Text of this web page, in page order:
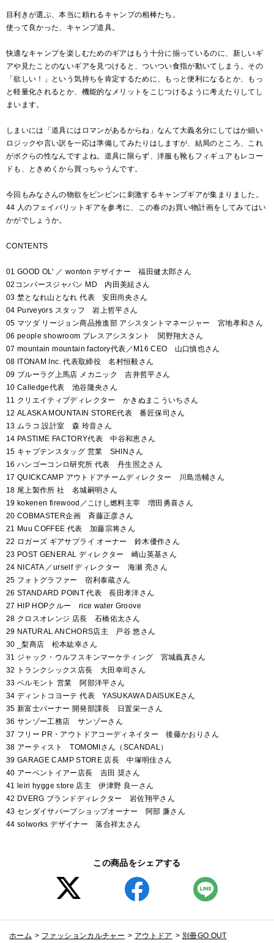
目利きが選ぶ、本当に頼れるキャンプの相棒たち。
使って良かった、キャンプ道具。
快適なキャンプを楽しむためのギアはもう十分に揃っているのに、新しいギ
アや見たことのないギアを見つけると、ついつい食指が動いてしまう。その
「欲しい！」という気持ちを肯定するために、もっと便利になるとか、もっ
と軽量化されるとか、機能的なメリットをこじつけるように考えたりしてし
まいます。
しまいには「道具にはロマンがあるからね」なんて大義名分にしてはか細い
ロジックや言い訳を一応は準備してみたりはしますが、結局のところ、これ
がボクらの性なんですよね。道具に限らず、洋服も靴もフィギュアもレコー
ドも、ときめくから買っちゃうんです。
今回もみなさんの物欲をビンビンに刺激するキャンプギアが集まりました。
44 人のフェイバリットギアを参考に、この春のお買い物計画をしてみてはい
かがでしょうか。
CONTENTS
01 GOOD OL' ／ wonton デザイナー 福田健太郎さん
02コンバースジャパン MD 内田美絃さん
03 埜となれ山となれ 代表 安田尚央さん
04 Purveyors スタッフ 岩上哲平さん
05 マツダ リージョン商品推進部 アシスタントマネージャー 宮地孝和さん
06 people showroom プレスアシスタント 関野翔大さん
07 mountain mountain factory代表／M16 CEO 山口慎也さん
08 ITONAM Inc. 代表取締役 名村恒毅さん
09 ブルーラグ上馬店 メカニック 吉井哲平さん
10 Calledge代表 池谷隆央さん
11 クリエイティブディレクター かきぬまこういちさん
12 ALASKA MOUNTAIN STORE代表 番匠保司さん
13 ムラコ 設計室 森 玲音さん
14 PASTIME FACTORY代表 中谷和恵さん
15 キャプテンスタッグ 営業 SHINさん
16 ハンゴーコンロ研究所 代表 丹生照之さん
17 QUICKCAMP アウトドアチームディレクター 川島浩輔さん
18 尾上製作所 社 名城嗣明さん
19 kokenen firewood／こけし燃料主宰 増田勇喜さん
20 COBMASTER企画 斉藤正彦さん
21 Muu COFFEE 代表 加藤宗将さん
22 ロガーズ ギアサプライ オーナー 鈴木優作さん
23 POST GENERAL ディレクター 崎山英基さん
24 NICATA ／urself ディレクター 海瀬 亮さん
25 フォトグラファー 宿利泰蔵さん
26 STANDARD POINT 代表 長田孝洋さん
27 HIP HOPクルー rice water Groove
28 クロスオレンジ 店長 石橋佑太さん
29 NATURAL ANCHORS店主 戸谷 悠さん
30 _梨商店 松本紘幸さん
31 ジャック・ウルフスキンマーケティング 宮城義真さん
32 トランクシックス店長 大田幸司さん
33 ベルモント 営業 阿部洋平さん
34 ディントコヨーテ 代表 YASUKAWA DAISUKEさん
35 新富士バーナー 開発部課長 日置栄一さん
36 サンゾー工務店 サンゾーさん
37 フリー PR・アウトドアコーディネイター 後藤かおりさん
38 アーティスト TOMOMIさん（SCANDAL）
39 GARAGE CAMP STORE 店長 中塚明佳さん
40 アーベントイアー店長 吉田 奨さん
41 leiri hygge store 店主 伊津野 良一さん
42 DVERG ブランドディレクター 岩佐翔平さん
43 センダイサバーブショップオーナー 阿部 廉さん
44 solworks デザイナー 落合祥太さん
この商品をシェアする
ホーム > ファッションカルチャー > アウトドア > 別冊GO OUT